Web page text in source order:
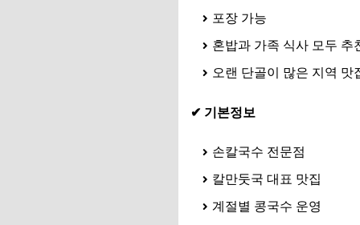
포장 가능
혼밥과 가족 식사 모두 추
오랜 단골이 많은 지역 맛
✔ 기본정보
손칼국수 전문점
칼만둣국 대표 맛집
계절별 콩국수 운영